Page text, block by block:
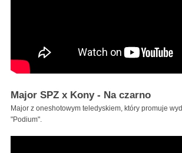
Major SPZ x Kony - Na czarno
Major z oneshotowym teledyskiem, który promuje
"Podium".